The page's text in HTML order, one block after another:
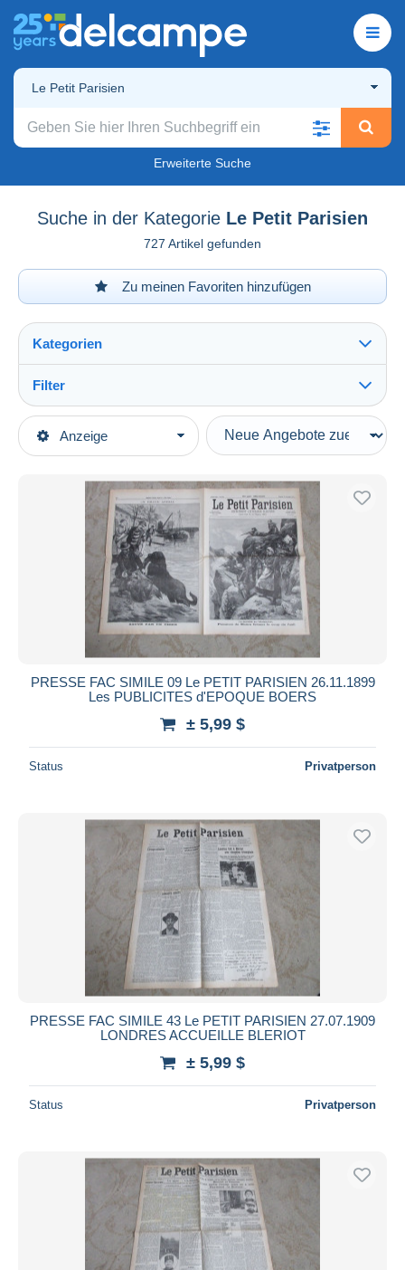
Le Petit Parisien
Erweiterte Suche
Suche in der Kategorie Le Petit Parisien
727 Artikel gefunden
Zu meinen Favoriten hinzufügen
Anzeige
Kategorien
Hauptkategorien
Französisch
Zeitungen
1900 - 1949
Le Petit Parisien
Filter
Art der Verkäufe
Laufende Angebote
Festpreise
Auktionen mit Geboten
Auktionen ohne Gebote
Auktionshäuser
Verkauft
Alle Laufzeiten
Endet in
Preis
Kostenloser Versand
Zahlungsmethoden
PayPal
Banküberweisung
Visa
Mastercard
Bancontact
Maestro
Gesamte Auswahl aufheben
Wohnsitz des Verkäufers
Übernehmen
PRESSE FAC SIMILE 09 Le PETIT PARISIEN 26.11.1899
Les PUBLICITES d'EPOQUE BOERS
± 5,99 $
Status Privatperson
PRESSE FAC SIMILE 43 Le PETIT PARISIEN 27.07.1909
LONDRES ACCUEILLE BLERIOT
± 5,99 $
Status Privatperson